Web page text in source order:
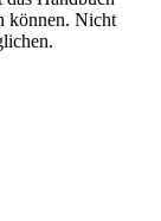
können. Nicht